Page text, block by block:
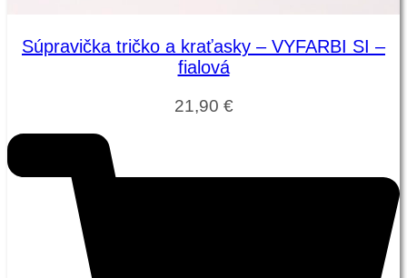
Súpravička tričko a kraťasky – VYFARBI SI –
fialová
21,90 €